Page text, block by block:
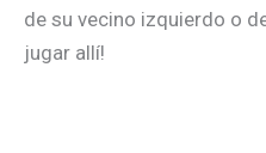
de su vecino izquierdo o
jugar allí!